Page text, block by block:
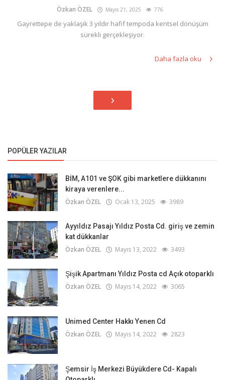
Özkan ÖZEL Mayıs 21, 2025 776
Gayrettepe de yaklaşık 3 yıldır hafif tempoda kentsel dönüşüm
sürekli gerçekleşiyor.
Daha fazla oku
›
POPÜLER YAZILAR
BİM, A101 ve ŞOK gibi marketlere dükkanını
kiraya verenlere...
Özkan ÖZEL Ocak 13, 2025 3989
Ayyıldız Pasajı Yıldız Posta Cd. giriş ve zemin
kat dükkanlar
Özkan ÖZEL Mayıs 13, 2022 3493
Şişik Apartmanı Yıldız Posta cd Açık otoparklı
Özkan ÖZEL Mayıs 14, 2022 3065
Unimed Center Hakkı Yenen Cd
Özkan ÖZEL Mayıs 14, 2022 2823
Şemsir İş Merkezi Büyükdere Cd- Kapalı